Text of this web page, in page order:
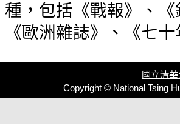
種，包括《戰報》、
《歐洲雜誌》、《七
國立清
Copyright © National Tsing